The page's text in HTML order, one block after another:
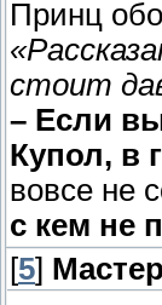
Принц
стоит
– Если
Купол, в
вовсе не
с кем не
[5] Мастер